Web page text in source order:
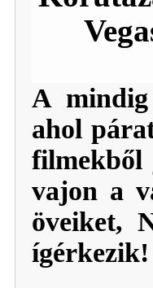
A mindig
ahol
filmekből
vajon a
öveiket,
ígérkezik!